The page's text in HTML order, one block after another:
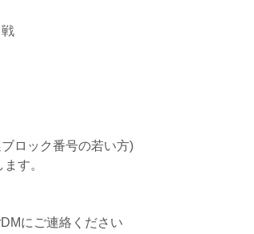
ロック番号の若い方)
す。
にご連絡ください